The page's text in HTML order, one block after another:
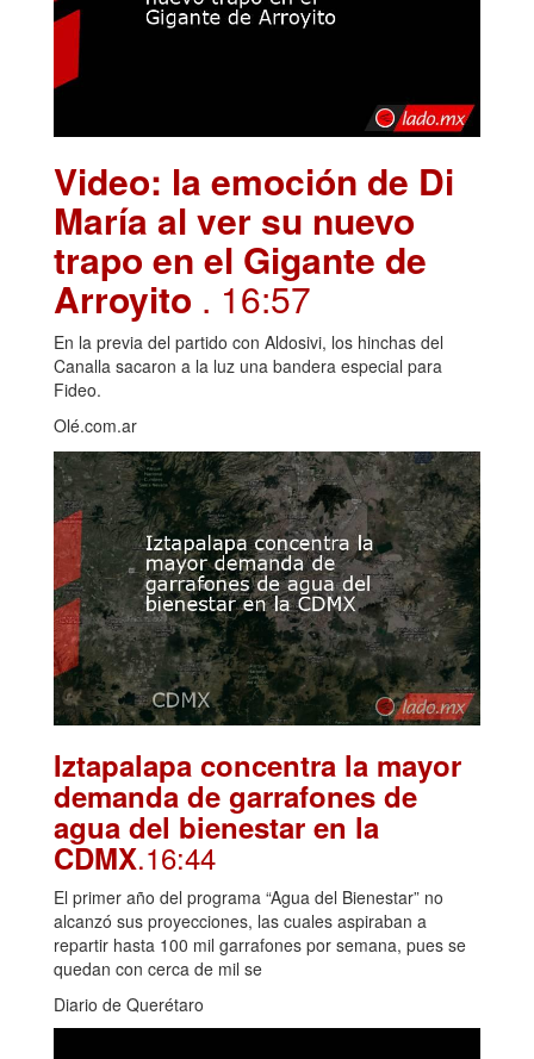
Video: la emoción de Di
María al ver su nuevo
trapo en el Gigante de
Arroyito . 16:57
En la previa del partido con Aldosivi, los hinchas del
Canalla sacaron a la luz una bandera especial para
Fideo.
Olé.com.ar
Iztapalapa concentra la mayor
demanda de garrafones de
agua del bienestar en la
CDMX.16:44
El primer año del programa “Agua del Bienestar” no
alcanzó sus proyecciones, las cuales aspiraban a
repartir hasta 100 mil garrafones por semana, pues se
quedan con cerca de mil se
Diario de Querétaro